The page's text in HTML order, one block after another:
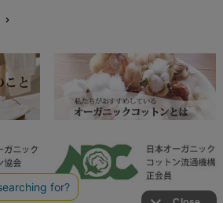
chevron_right